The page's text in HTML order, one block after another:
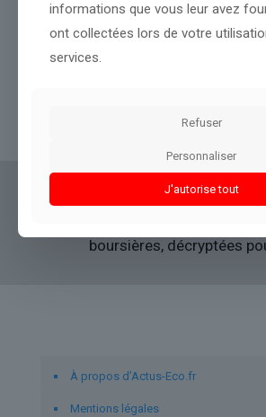
Teleperformance : Cours de l’action divisé
CAC 40… L’ex-Teleperformance TP plonge
qui s’effondre de 22% à Wall Street
offre un accès clair
boursières, décryptées
À propos d’Actus-Eco.fr
Mentions légales
informations que vous leur avez
ont collectées lors de votre
services.
Refuser
Personnaliser
J'autorise tout